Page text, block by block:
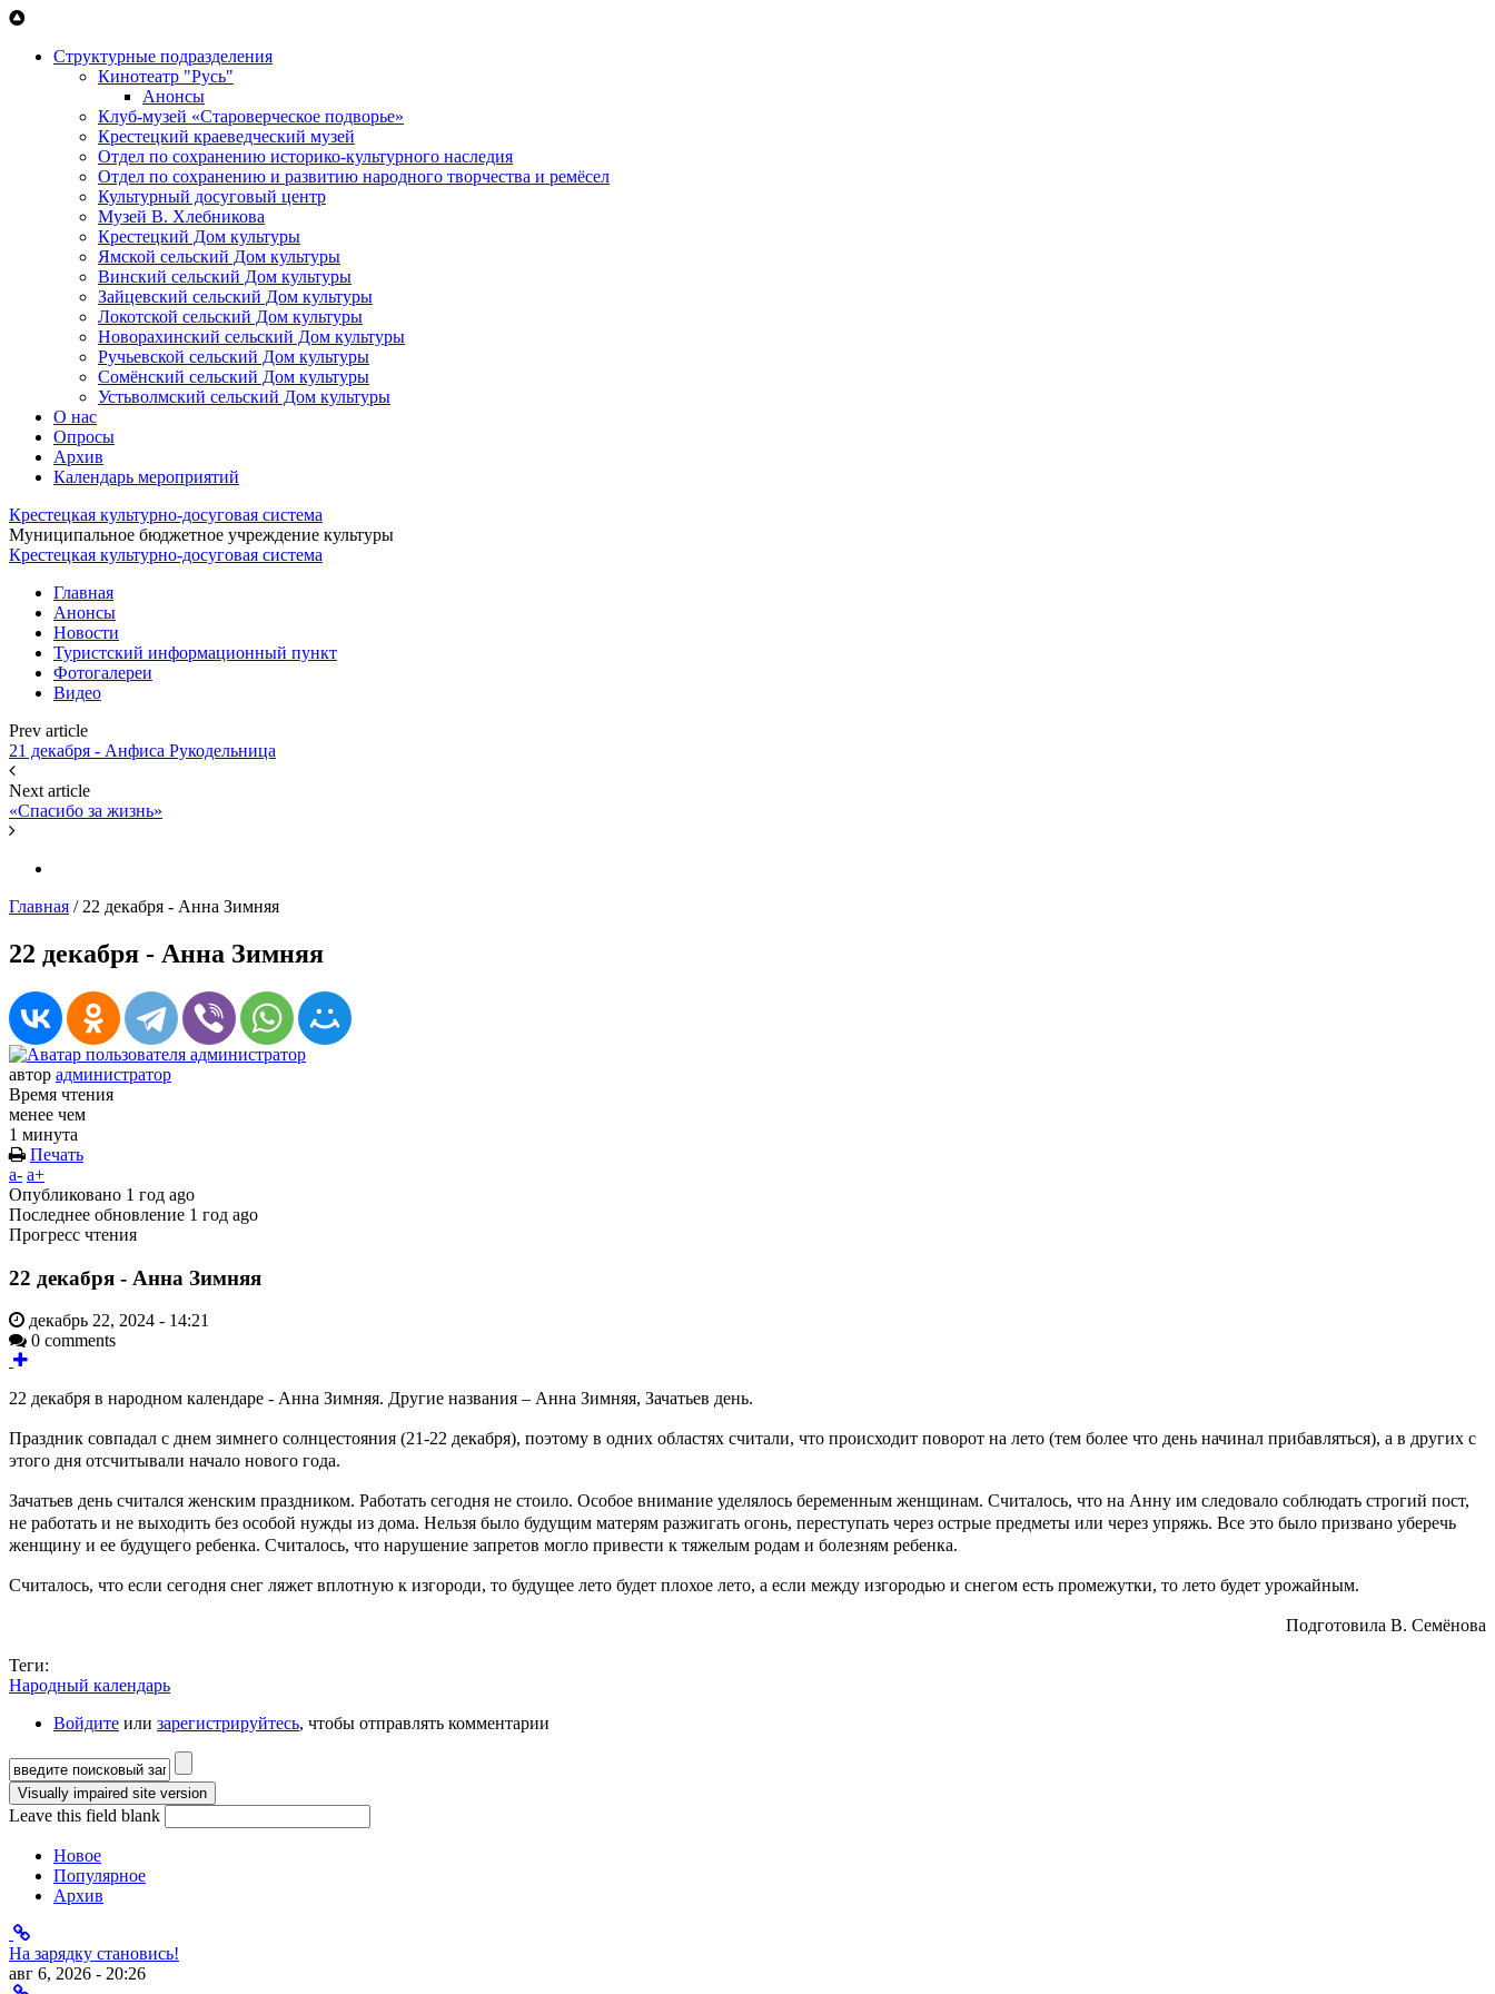
Перейти к основному содержанию
Структурные подразделения
Кинотеатр "Русь"
Анонсы
Клуб-музей «Староверческое подворье»
Крестецкий краеведческий музей
Отдел по сохранению историко-культурного наследия
Отдел по сохранению и развитию народного творчества и ремёсел
Культурный досуговый центр
Музей В. Хлебникова
Крестецкий Дом культуры
Ямской сельский Дом культуры
Винский сельский Дом культуры
Зайцевский сельский Дом культуры
Локотской сельский Дом культуры
Новорахинский сельский Дом культуры
Ручьевской сельский Дом культуры
Сомёнский сельский Дом культуры
Устьволмский сельский Дом культуры
О нас
Опросы
Архив
Календарь мероприятий
Крестецкая культурно-досуговая система
Муниципальное бюджетное учреждение культуры
Крестецкая культурно-досуговая система
Главная
Анонсы
Новости
Туристский информационный пункт
Фотогалереи
Видео
Prev article
21 декабря - Анфиса Рукодельница
Next article
«Спасибо за жизнь»
Главная / 22 декабря - Анна Зимняя
22 декабря - Анна Зимняя
автор администратор
Время чтения
менее чем
1 минута
Печать
a- a+
Опубликовано 1 год ago
Последнее обновление 1 год ago
Прогресс чтения
22 декабря - Анна Зимняя
декабрь 22, 2024 - 14:21
0 comments
22 декабря в народном календаре - Анна Зимняя. Другие названия – Анна Зимняя, Зачатьев день.
Праздник совпадал с днем зимнего солнцестояния (21-22 декабря), поэтому в одних областях считали, что происходит поворот на лето (тем более что день начинал прибавляться), а в других с
этого дня отсчитывали начало нового года.
Зачатьев день считался женским праздником. Работать сегодня не стоило. Особое внимание уделялось беременным женщинам. Считалось, что на Анну им следовало соблюдать строгий пост,
не работать и не выходить без особой нужды из дома. Нельзя было будущим матерям разжигать огонь, переступать через острые предметы или через упряжь. Все это было призвано уберечь
женщину и ее будущего ребенка. Считалось, что нарушение запретов могло привести к тяжелым родам и болезням ребенка.
Считалось, что если сегодня снег ляжет вплотную к изгороди, то будущее лето будет плохое лето, а если между изгородью и снегом есть промежутки, то лето будет урожайным.
Подготовила В. Семёнова
Теги:
Народный календарь
Войдите или зарегистрируйтесь, чтобы отправлять комментарии
Форма поиска
Leave this field blank
Новое
Популярное
Архив
На зарядку становись!
авг 6, 2026 - 20:26